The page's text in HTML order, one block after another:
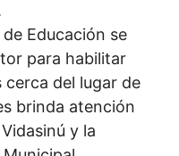
Educación se
para habilitar
cerca del lugar de
brinda atención
y la